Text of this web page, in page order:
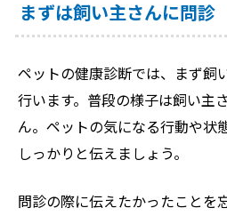
まずは飼い主さんに問診
ペットの健康診断では、まず飼
行います。普段の様子は飼い主
ん。ペットの気になる行動や状
しっかりと伝えましょう。
問診の際に伝えたかったことを